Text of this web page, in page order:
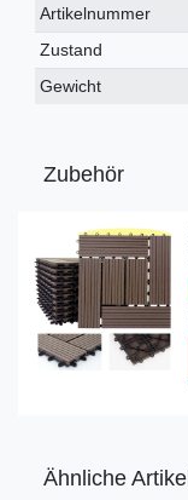
Technisches
Merkmal
Wert
Artikelnummer
Zustand
Gewicht
Zubehör
Ähnliche Artikel